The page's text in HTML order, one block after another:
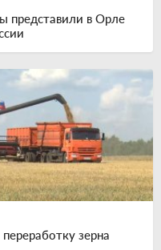
представили в Орле
зерна